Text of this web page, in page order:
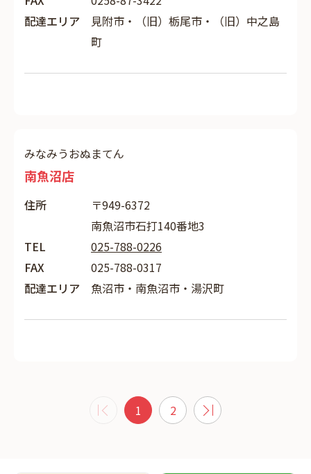
配達エリア
見附市・（旧）栃尾市・（旧）中之島
町
みなみうおぬまてん
南魚沼店
住所
〒949-6372
南魚沼市石打140番地3
TEL
025-788-0226
FAX
025-788-0317
配達エリア
魚沼市・南魚沼市・湯沢町
1 2